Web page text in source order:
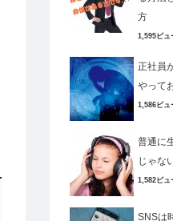
方
1,595ビュ
正社員
やって
1,586ビュ
普通に
じゃな
1,582ビュ
SNSは